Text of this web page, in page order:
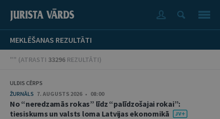
MEKLĒŠANAS REZULTĀTI
"" (ATRASTI 33296 REZULTĀTI)
ULDIS CĒRPS
ŽURNĀLS 7. AUGUSTS 2026 • 08:00
No “neredzamās rokas” līdz “palīdzošajai rokai”:
tiesiskums un valsts loma Latvijas ekonomikā